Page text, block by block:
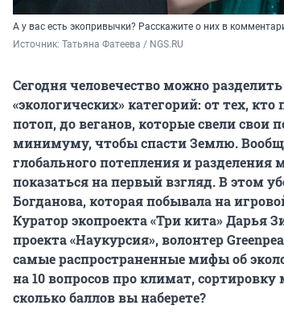
А у вас есть экопривычки? Расскажите о них в
Источник: Татьяна Фатеева / NGS.RU
Сегодня человечество можно
«экологических» категорий: от тех,
потоп, до веганов, которые свели свои
минимуму, чтобы спасти Землю.
глобального потепления и разделения
показаться на первый взгляд. В этом
Богданова, которая побывала на
Куратор экопроекта «Три кита» Дарья
проекта «Наукурсия», волонтер
самые распространенные мифы об
на 10 вопросов про климат, сортировку
сколько баллов вы наберете?